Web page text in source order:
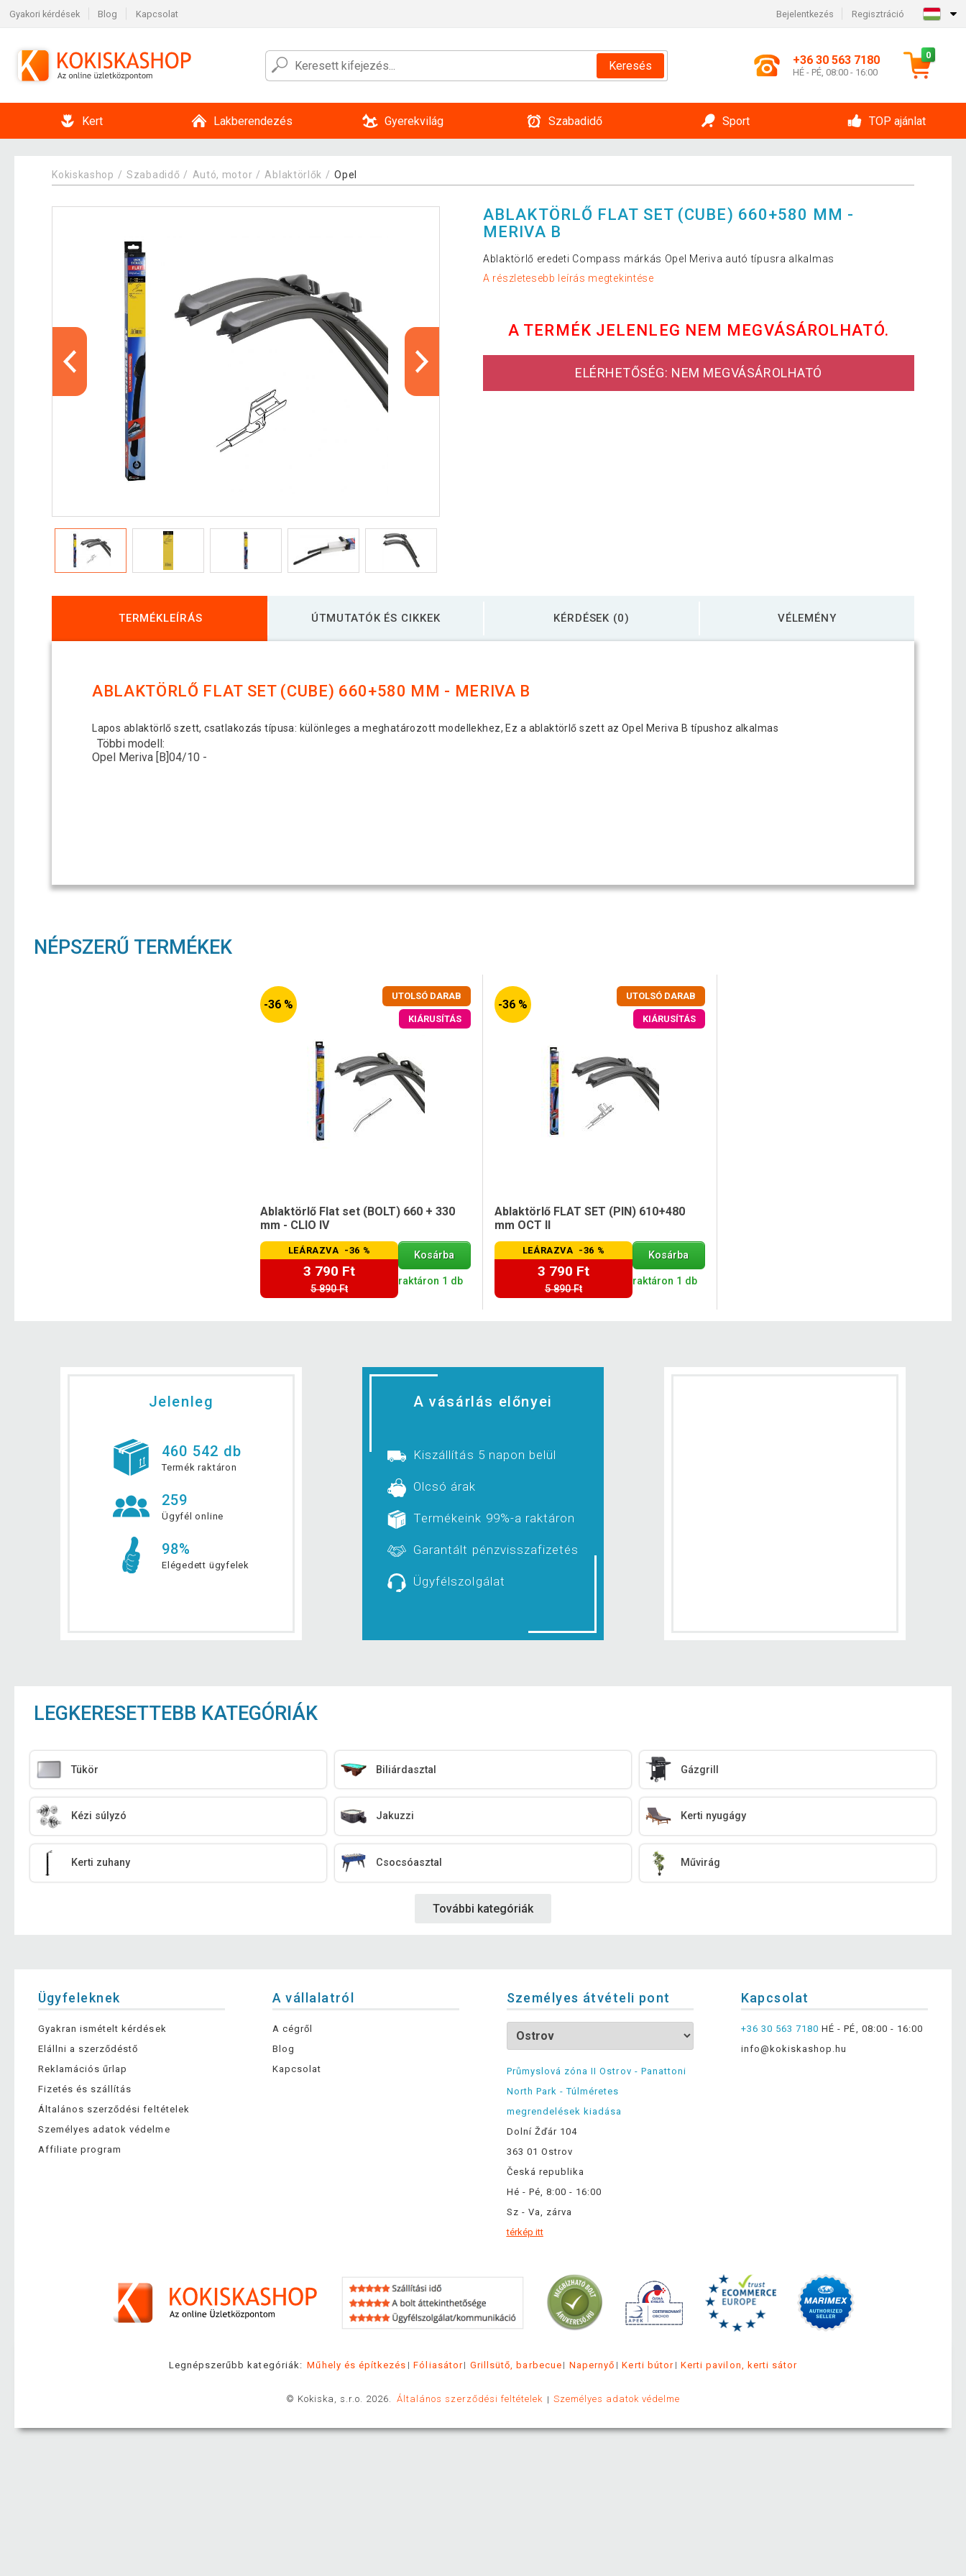
Gyakori kérdések Blog Kapcsolat Bejelentkezés Regisztráció
Keresés +36 30 563 7180
HÉ - PÉ, 08:00 - 16:00
0
Kert Lakberendezés Gyerekvilág Szabadidő Sport TOP ajánlat
Kokiskashop Szabadidő Autó, motor Ablaktörlők Opel
ABLAKTÖRLŐ FLAT SET (CUBE) 660+580 MM -
MERIVA B
Ablaktörlő eredeti Compass márkás Opel Meriva autó típusra alkalmas
A részletesebb leírás megtekintése
A TERMÉK JELENLEG NEM MEGVÁSÁROLHATÓ.
ELÉRHETŐSÉG: NEM MEGVÁSÁROLHATÓ
TERMÉKLEÍRÁS ÚTMUTATÓK ÉS CIKKEK KÉRDÉSEK (0) VÉLEMÉNY
ABLAKTÖRLŐ FLAT SET (CUBE) 660+580 MM - MERIVA B
Lapos ablaktörlő szett, csatlakozás típusa: különleges a meghatározott modellekhez, Ez a ablaktörlő szett az Opel Meriva B típushoz alkalmas
Többi modell:
Opel Meriva [B]04/10 -
NÉPSZERŰ TERMÉKEK
-36 %
UTOLSÓ DARAB
KIÁRUSÍTÁS
Ablaktörlő Flat set (BOLT) 660 + 330
mm - CLIO IV
LEÁRAZVA -36 %
3 790 Ft
5 890 Ft
Kosárba
raktáron 1 db
-36 %
UTOLSÓ DARAB
KIÁRUSÍTÁS
Ablaktörlő FLAT SET (PIN) 610+480
mm OCT II
LEÁRAZVA -36 %
3 790 Ft
5 890 Ft
Kosárba
raktáron 1 db
Jelenleg
460 542 db
Termék raktáron
259
Ügyfél online
98%
Elégedett ügyfelek
A vásárlás előnyei
Kiszállítás 5 napon belül
Olcsó árak
Termékeink 99%-a raktáron
Garantált pénzvisszafizetés
Ügyfélszolgálat
LEGKERESETTEBB KATEGÓRIÁK
Tükör Biliárdasztal Gázgrill
Kézi súlyzó Jakuzzi Kerti nyugágy
Kerti zuhany Csocsóasztal Művirág
További kategóriák
Ügyfeleknek
Gyakran ismételt kérdések
Elállni a szerződéstő
Reklamációs űrlap
Fizetés és szállítás
Általános szerződési feltételek
Személyes adatok védelme
Affiliate program
A vállalatról
A cégről
Blog
Kapcsolat
Személyes átvételi pont
Průmyslová zóna II Ostrov - Panattoni
North Park - Túlméretes
megrendelések kiadása
Dolní Žďár 104
363 01 Ostrov
Česká republika
Hé - Pé, 8:00 - 16:00
Sz - Va, zárva
térkép itt
Kapcsolat
+36 30 563 7180 HÉ - PÉ, 08:00 - 16:00
info@kokiskashop.hu
Legnépszerűbb kategóriák: Műhely és építkezés Fóliasátor Grillsütő, barbecue Napernyő Kerti bútor Kerti pavilon, kerti sátor
© Kokiska, s.r.o. 2026. Általános szerződési feltételek Személyes adatok védelme